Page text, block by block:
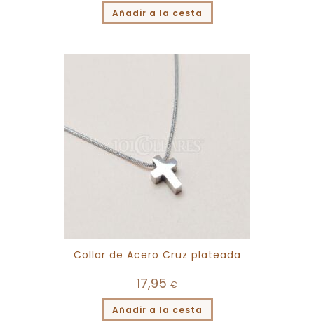
Añadir a la cesta
Collar de Acero Cruz plateada
17,95 €
Añadir a la cesta